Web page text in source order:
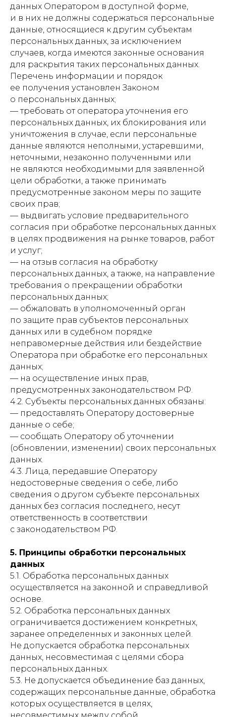
данных Оператором в доступной форме,
и в них не должны содержаться персональные
данные, относящиеся к другим субъектам
персональных данных, за исключением
случаев, когда имеются законные основания
для раскрытия таких персональных данных.
Перечень информации и порядок
ее получения установлен Законом
о персональных данных;
— требовать от оператора уточнения его
персональных данных, их блокирования или
уничтожения в случае, если персональные
данные являются неполными, устаревшими,
неточными, незаконно полученными или
не являются необходимыми для заявленной
цели обработки, а также принимать
предусмотренные законом меры по защите
своих прав;
— выдвигать условие предварительного
согласия при обработке персональных данных
в целях продвижения на рынке товаров, работ
и услуг;
— на отзыв согласия на обработку
персональных данных, а также, на направление
требования о прекращении обработки
персональных данных;
— обжаловать в уполномоченный орган
по защите прав субъектов персональных
данных или в судебном порядке
неправомерные действия или бездействие
Оператора при обработке его персональных
данных;
— на осуществление иных прав,
предусмотренных законодательством РФ.
4.2. Субъекты персональных данных обязаны:
— предоставлять Оператору достоверные
данные о себе;
— сообщать Оператору об уточнении
(обновлении, изменении) своих персональных
данных.
4.3. Лица, передавшие Оператору
недостоверные сведения о себе, либо
сведения о другом субъекте персональных
данных без согласия последнего, несут
ответственность в соответствии
с законодательством РФ.
5. Принципы обработки персональных
данных
5.1. Обработка персональных данных
осуществляется на законной и справедливой
основе.
5.2. Обработка персональных данных
ограничивается достижением конкретных,
заранее определенных и законных целей.
Не допускается обработка персональных
данных, несовместимая с целями сбора
персональных данных.
5.3. Не допускается объединение баз данных,
содержащих персональные данные, обработка
которых осуществляется в целях,